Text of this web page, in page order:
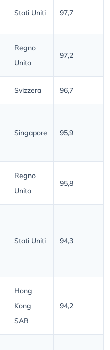
Stati Uniti 97,7
Regno
Unito
97,2
Svizzera 96,7
Singapore 95,9
Regno
Unito
95,8
Stati Uniti 94,3
Hong
Kong
SAR
94,2